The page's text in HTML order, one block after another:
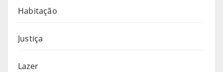
Habitação
Justiça
Lazer